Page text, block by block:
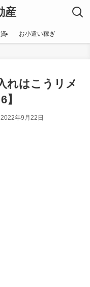
産
お小遣い稼ぎ
れはこうリメ
2022年9月22日